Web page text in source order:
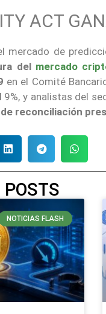
ACT
mercado de
del mercado
en el Comité
9%, y analistas del
reconciliación
POSTS
NOTICIAS FLASH